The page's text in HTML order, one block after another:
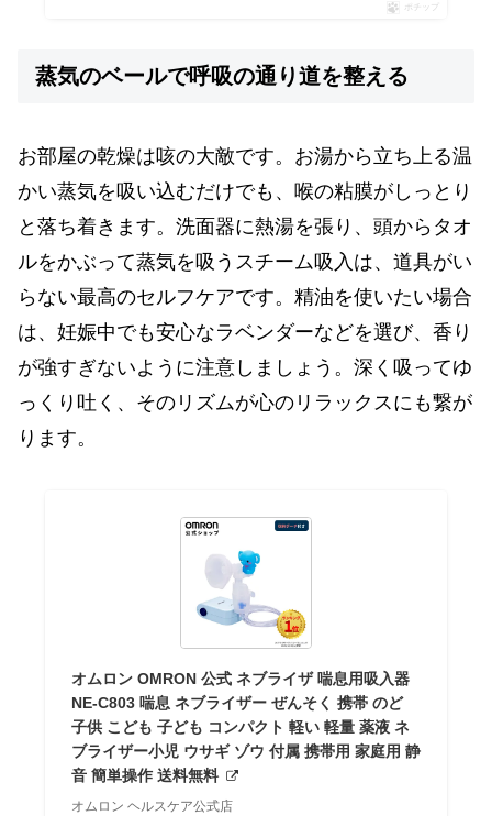
ポチップ
蒸気のベールで呼吸の通り道を整える
お部屋の乾燥は咳の大敵です。お湯から立ち上る温
かい蒸気を吸い込むだけでも、喉の粘膜がしっとり
と落ち着きます。洗面器に熱湯を張り、頭からタオ
ルをかぶって蒸気を吸うスチーム吸入は、道具がい
らない最高のセルフケアです。精油を使いたい場合
は、妊娠中でも安心なラベンダーなどを選び、香り
が強すぎないように注意しましょう。深く吸ってゆ
っくり吐く、そのリズムが心のリラックスにも繋が
ります。
オムロン OMRON 公式 ネブライザ 喘息用吸入器
NE-C803 喘息 ネブライザー ぜんそく 携帯 のど
子供 こども 子ども コンパクト 軽い 軽量 薬液 ネ
ブライザー小児 ウサギ ゾウ 付属 携帯用 家庭用 静
音 簡単操作 送料無料
オムロン ヘルスケア公式店